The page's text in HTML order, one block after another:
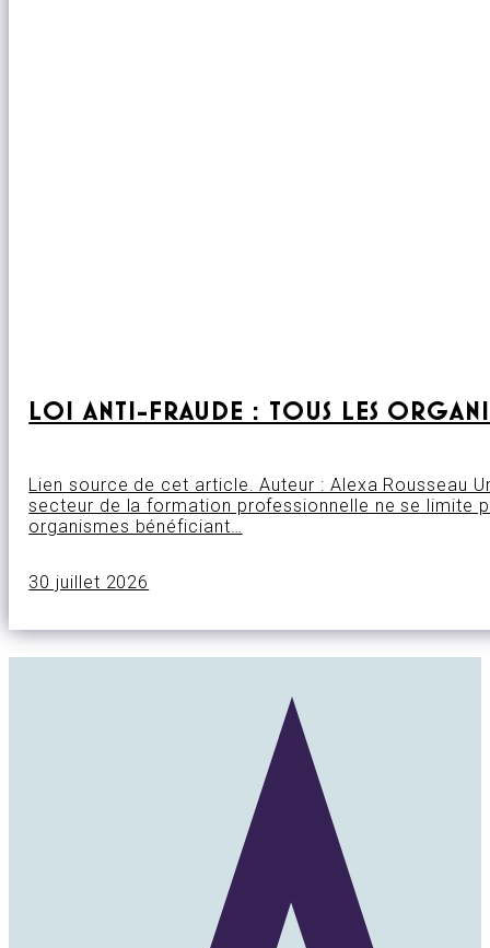
LOI ANTI-FRAUDE : TOUS LES
Lien source de cet article. Auteur : Alexa Rousseau
secteur de la formation professionnelle ne se limite
organismes bénéficiant…
30 juillet 2026